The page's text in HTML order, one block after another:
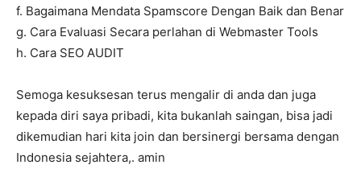
f. Bagaimana Mendata Spamscore Dengan Baik dan Benar
g. Cara Evaluasi Secara perlahan di Webmaster Tools
h. Cara SEO AUDIT
Semoga kesuksesan terus mengalir di anda dan juga
kepada diri saya pribadi, kita bukanlah saingan, bisa jadi
dikemudian hari kita join dan bersinergi bersama dengan
Indonesia sejahtera,. amin